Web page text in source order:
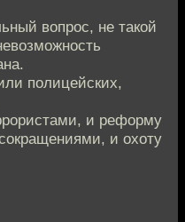
вопрос, не такой
полицейских,
и реформу
и охоту